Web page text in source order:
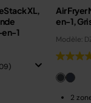
XL,
1
Air Fryer
en-1,
Modèle:
2